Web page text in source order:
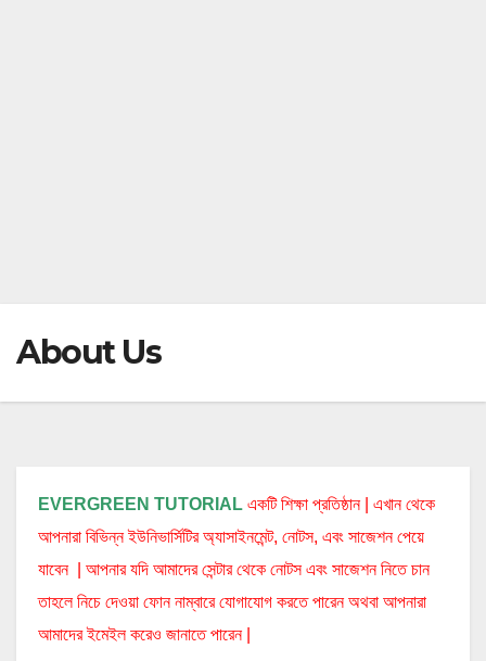
About Us
EVERGREEN TUTORIAL একটি শিক্ষা প্রতিষ্ঠান | এখান থেকে
আপনারা বিভিন্ন ইউনিভার্সিটির অ্যাসাইনমেন্ট, নোটস, এবং সাজেশন পেয়ে
যাবেন | আপনার যদি আমাদের সেন্টার থেকে নোটস এবং সাজেশন নিতে চান
তাহলে নিচে দেওয়া ফোন নাম্বারে যোগাযোগ করতে পারেন অথবা আপনারা
আমাদের ইমেইল করেও জানাতে পারেন |